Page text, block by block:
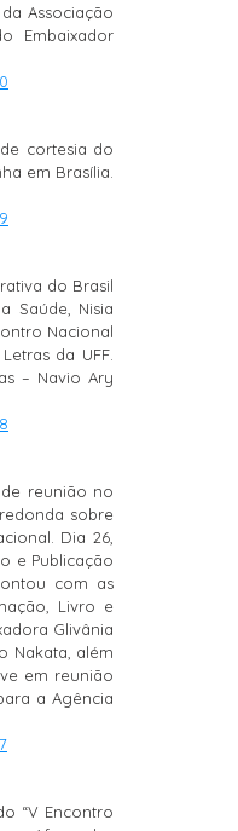
Associação
Embaixador
cortesia do
em Brasília.
do Brasil
Saúde, Nisia
Nacional
da UFF.
– Navio Ary
reunião no
sobre
Dia 26,
e Publicação
com as
Livro e
Glivânia
Nakata, além
em reunião
a Agência
“V Encontro